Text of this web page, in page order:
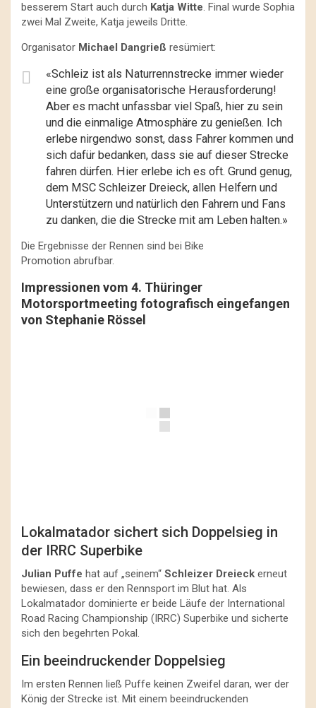
besserem Start auch durch Katja Witte. Final wurde Sophia
zwei Mal Zweite, Katja jeweils Dritte.
Organisator Michael Dangrieß resümiert:
«Schleiz ist als Naturrennstrecke immer wieder
eine große organisatorische Herausforderung!
Aber es macht unfassbar viel Spaß, hier zu sein
und die einmalige Atmosphäre zu genießen. Ich
erlebe nirgendwo sonst, dass Fahrer kommen und
sich dafür bedanken, dass sie auf dieser Strecke
fahren dürfen. Hier erlebe ich es oft. Grund genug,
dem MSC Schleizer Dreieck, allen Helfern und
Unterstützern und natürlich den Fahrern und Fans
zu danken, die die Strecke mit am Leben halten.»
Die Ergebnisse der Rennen sind bei Bike
Promotion abrufbar.
Impressionen vom 4. Thüringer
Motorsportmeeting fotografisch eingefangen
von Stephanie Rössel
Lokalmatador sichert sich Doppelsieg in
der IRRC Superbike
Julian Puffe hat auf „seinem“ Schleizer Dreieck erneut
bewiesen, dass er den Rennsport im Blut hat. Als
Lokalmatador dominierte er beide Läufe der International
Road Racing Championship (IRRC) Superbike und sicherte
sich den begehrten Pokal.
Ein beeindruckender Doppelsieg
Im ersten Rennen ließ Puffe keinen Zweifel daran, wer der
König der Strecke ist. Mit einem beeindruckenden